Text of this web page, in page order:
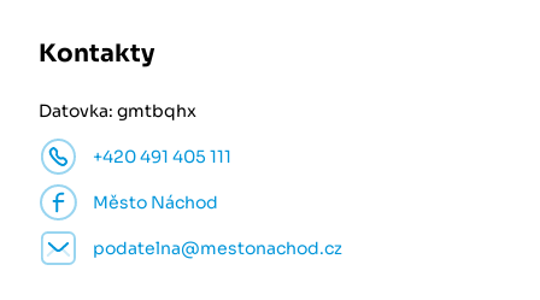
Kontakty
Datovka: gmtbqhx
+420 491 405 111
Město Náchod
podatelna@mestonachod.cz